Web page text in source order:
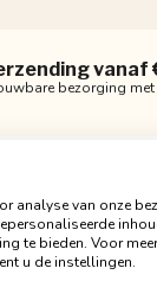
vanaf
bezorging
analyse van onze
te bieden. Voor
u de instellingen.